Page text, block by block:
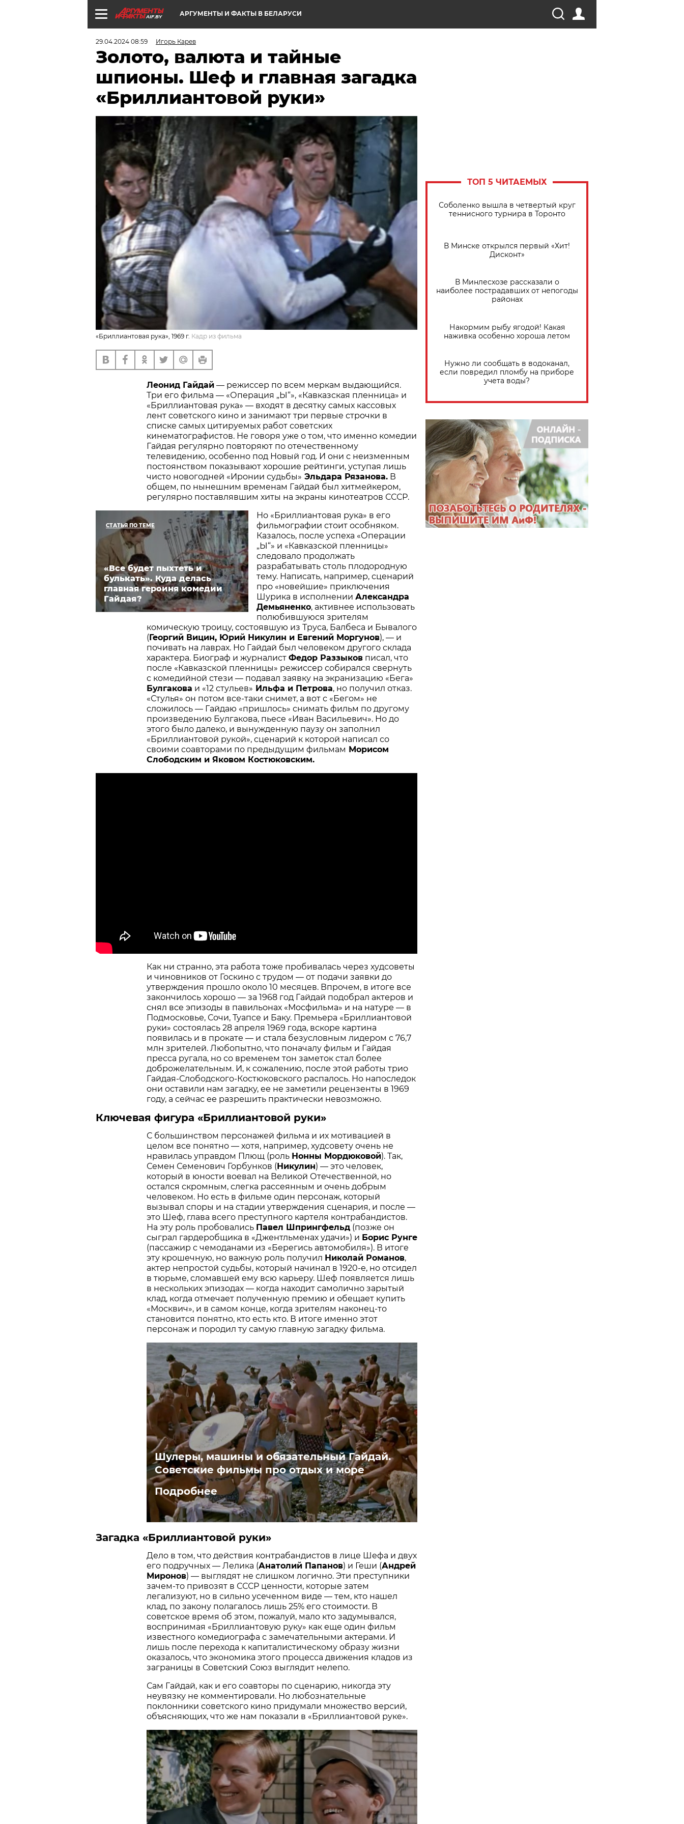
AIF.BY АРГУМЕНТЫ И ФАКТЫ В БЕЛАРУСИ
29.04.2024 08:59 Игорь Карев
Золото, валюта и тайные
шпионы. Шеф и главная загадка
«Бриллиантовой руки»
«Бриллиантовая рука», 1969 г. Кадр из фильма
Леонид Гайдай — режиссер по всем меркам выдающийся.
Три его фильма — «Операция „Ы“», «Кавказская пленница» и
«Бриллиантовая рука» — входят в десятку самых кассовых
лент советского кино и занимают три первые строчки в
списке самых цитируемых работ советских
кинематографистов. Не говоря уже о том, что именно комедии
Гайдая регулярно повторяют по отечественному
телевидению, особенно под Новый год. И они с неизменным
постоянством показывают хорошие рейтинги, уступая лишь
чисто новогодней «Иронии судьбы» Эльдара Рязанова. В
общем, по нынешним временам Гайдай был хитмейкером,
регулярно поставлявшим хиты на экраны кинотеатров СССР.
СТАТЬЯ ПО ТЕМЕ
«Все будет пыхтеть и
булькать». Куда делась
главная героиня комедии
Гайдая?
Но «Бриллиантовая рука» в его
фильмографии стоит особняком.
Казалось, после успеха «Операции
„Ы“» и «Кавказской пленницы»
следовало продолжать
разрабатывать столь плодородную
тему. Написать, например, сценарий
про «новейшие» приключения
Шурика в исполнении Александра
Демьяненко, активнее использовать
полюбившуюся зрителям
комическую троицу, состоявшую из Труса, Балбеса и Бывалого
(Георгий Вицин, Юрий Никулин и Евгений Моргунов), — и
почивать на лаврах. Но Гайдай был человеком другого склада
характера. Биограф и журналист Федор Раззыков писал, что
после «Кавказской пленницы» режиссер собирался свернуть
с комедийной стези — подавал заявку на экранизацию «Бега»
Булгакова и «12 стульев» Ильфа и Петрова, но получил отказ.
«Стулья» он потом все-таки снимет, а вот с «Бегом» не
сложилось — Гайдаю «пришлось» снимать фильм по другому
произведению Булгакова, пьесе «Иван Васильевич». Но до
этого было далеко, и вынужденную паузу он заполнил
«Бриллиантовой рукой», сценарий к которой написал со
своими соавторами по предыдущим фильмам Морисом
Слободским и Яковом Костюковским.
Как ни странно, эта работа тоже пробивалась через худсоветы
и чиновников от Госкино с трудом — от подачи заявки до
утверждения прошло около 10 месяцев. Впрочем, в итоге все
закончилось хорошо — за 1968 год Гайдай подобрал актеров и
снял все эпизоды в павильонах «Мосфильма» и на натуре — в
Подмосковье, Сочи, Туапсе и Баку. Премьера «Бриллиантовой
руки» состоялась 28 апреля 1969 года, вскоре картина
появилась и в прокате — и стала безусловным лидером с 76,7
млн зрителей. Любопытно, что поначалу фильм и Гайдая
пресса ругала, но со временем тон заметок стал более
доброжелательным. И, к сожалению, после этой работы трио
Гайдая-Слободского-Костюковского распалось. Но напоследок
они оставили нам загадку, ее не заметили рецензенты в 1969
году, а сейчас ее разрешить практически невозможно.
Ключевая фигура «Бриллиантовой руки»
С большинством персонажей фильма и их мотивацией в
целом все понятно — хотя, например, худсовету очень не
нравилась управдом Плющ (роль Нонны Мордюковой). Так,
Семен Семенович Горбунков ( Никулин) — это человек,
который в юности воевал на Великой Отечественной, но
остался скромным, слегка рассеянным и очень добрым
человеком. Но есть в фильме один персонаж, который
вызывал споры и на стадии утверждения сценария, и после —
это Шеф, глава всего преступного картеля контрабандистов.
На эту роль пробовались Павел Шпрингфельд (позже он
сыграл гардеробщика в «Джентльменах удачи») и Борис Рунге
(пассажир с чемоданами из «Берегись автомобиля»). В итоге
эту крошечную, но важную роль получил Николай Романов,
актер непростой судьбы, который начинал в 1920-е, но отсидел
в тюрьме, сломавшей ему всю карьеру. Шеф появляется лишь
в нескольких эпизодах — когда находит самолично зарытый
клад, когда отмечает полученную премию и обещает купить
«Москвич», и в самом конце, когда зрителям наконец-то
становится понятно, кто есть кто. В итоге именно этот
персонаж и породил ту самую главную загадку фильма.
Шулеры, машины и обязательный Гайдай.
Советские фильмы про отдых и море
Подробнее
Загадка «Бриллиантовой руки»
Дело в том, что действия контрабандистов в лице Шефа и двух
его подручных — Лелика (Анатолий Папанов) и Геши (Андрей
Миронов) — выглядят не слишком логично. Эти преступники
зачем-то привозят в СССР ценности, которые затем
легализуют, но в сильно усеченном виде — тем, кто нашел
клад, по закону полагалось лишь 25% его стоимости. В
советское время об этом, пожалуй, мало кто задумывался,
воспринимая «Бриллиантовую руку» как еще один фильм
известного комедиографа с замечательными актерами. И
лишь после перехода к капиталистическому образу жизни
оказалось, что экономика этого процесса движения кладов из
заграницы в Советский Союз выглядит нелепо.
Сам Гайдай, как и его соавторы по сценарию, никогда эту
неувязку не комментировали. Но любознательные
поклонники советского кино придумали множество версий,
объясняющих, что же нам показали в «Бриллиантовой руке».
ТОП 5 ЧИТАЕМЫХ
Соболенко вышла в четвертый круг
теннисного турнира в Торонто
В Минске открылся первый «Хит!
Дисконт»
В Минлесхозе рассказали о
наиболее пострадавших от непогоды
районах
Накормим рыбу ягодой! Какая
наживка особенно хороша летом
Нужно ли сообщать в водоканал,
если повредил пломбу на приборе
учета воды?